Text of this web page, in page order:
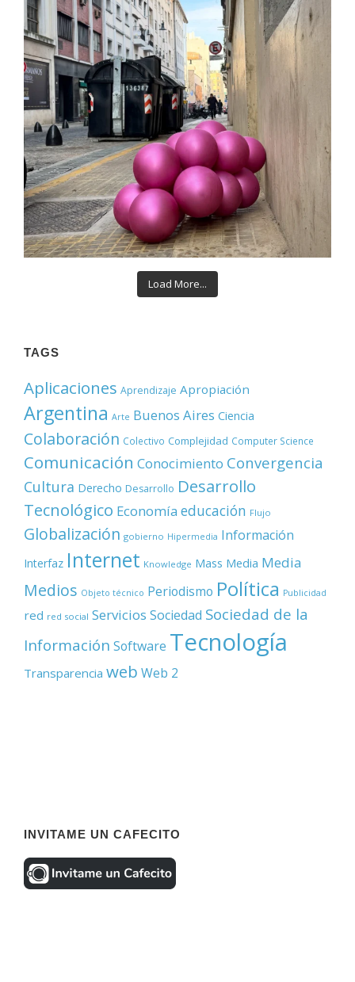
Load More...
TAGS
Aplicaciones Aprendizaje Apropiación
Argentina Arte Buenos Aires Ciencia
Colaboración Colectivo Complejidad Computer Science
Comunicación Conocimiento Convergencia
Cultura Derecho Desarrollo Desarrollo
Tecnológico Economía educación Flujo
Globalización gobierno Hipermedia Información
Interfaz Internet Knowledge Mass Media Media
Medios Objeto técnico Periodismo Política Publicidad
red red social Servicios Sociedad Sociedad de la
Información Software Tecnología
Transparencia web Web 2
INVITAME UN CAFECITO